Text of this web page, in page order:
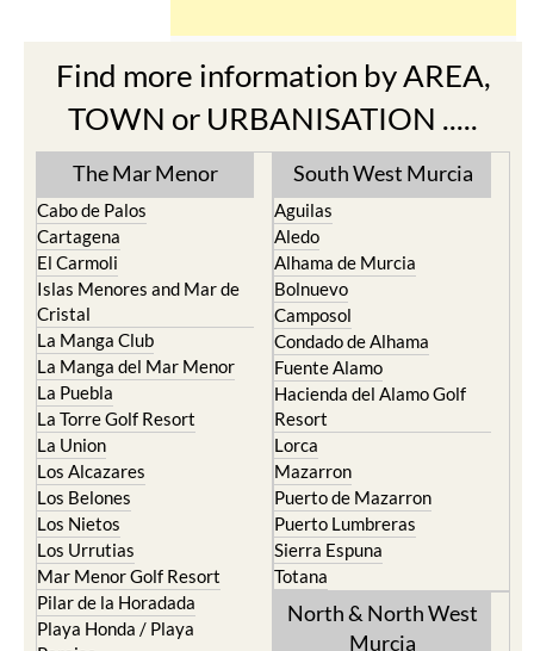
Find more information by AREA,
TOWN or URBANISATION .....
The Mar Menor
Cabo de Palos
Cartagena
El Carmoli
Islas Menores and Mar de
Cristal
La Manga Club
La Manga del Mar Menor
La Puebla
La Torre Golf Resort
La Union
Los Alcazares
Los Belones
Los Nietos
Los Urrutias
Mar Menor Golf Resort
Pilar de la Horadada
South West Murcia
Aguilas
Aledo
Alhama de Murcia
Bolnuevo
Camposol
Condado de Alhama
Fuente Alamo
Hacienda del Alamo Golf
Resort
Lorca
Mazarron
Puerto de Mazarron
Puerto Lumbreras
Sierra Espuna
Totana